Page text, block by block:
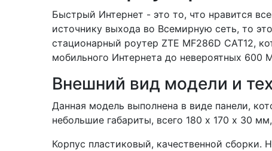
Быстрый Интернет - это то, что нравится
источнику выхода во Всемирную сеть, то
стационарный роутер ZTE MF286D CAT12,
мобильного Интернета до невероятных 600
Внешний вид модели и
Данная модель выполнена в виде панели,
небольшие габариты, всего 180 x 170 x 30
Корпус пластиковый, качественной сборки.